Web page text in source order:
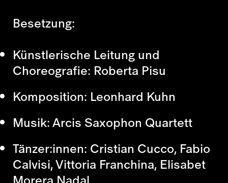
Besetzung:
Künstlerische Leitung und
Choreografie: Roberta Pisu
Komposition: Leonhard Kuhn
Musik:Arcis Saxophon Quartett
Tänzer:innen: Cristian Cucco, Fabio
Calvisi, Vittoria Franchina, Elisabet